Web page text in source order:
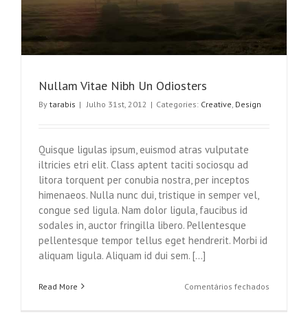
Nullam Vitae Nibh Un Odiosters
By tarabis | Julho 31st, 2012 | Categories: Creative Design
Quisque ligulas ipsum, euismod atras vulputate
iltricies etri elit. Class aptent taciti sociosqu ad
litora torquent per conubia nostra, per inceptos
himenaeos. Nulla nunc dui, tristique in semper vel,
congue sed ligula. Nam dolor ligula, faucibus id
sodales in, auctor fringilla libero. Pellentesque
pellentesque tempor tellus eget hendrerit. Morbi id
aliquam ligula. Aliquam id dui sem. [...]
Read More Comentários fechados